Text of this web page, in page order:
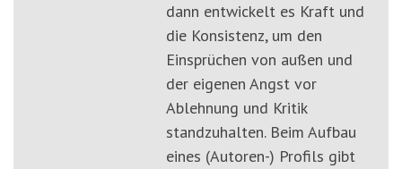
dann entwickelt es Kraft und
die Konsistenz, um den
Einsprüchen von außen und
der eigenen Angst vor
Ablehnung und Kritik
standzuhalten. Beim Aufbau
eines (Autoren-) Profils gibt